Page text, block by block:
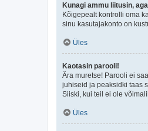
Kunagi ammu liitusin,
Kõigepealt kontrolli oma
sinu kasutajakonto on
Üles
Kaotasin parooli!
Ära muretse! Parooli ei
juhiseid ja peaksidki taas
Siiski, kui teil ei ole
Üles